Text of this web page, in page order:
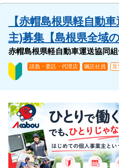
【赤帽島根県軽自動
主)募集【島根県全域の
赤帽島根県軽自動車運送協同
請負・委託・代理店 嘱託社員 見